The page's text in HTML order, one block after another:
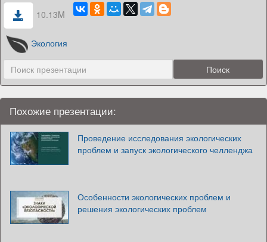
10.13M
Экология
Похожие презентации:
Проведение исследования экологических
проблем и запуск экологического челленджа
Особенности экологических проблем и
решения экологических проблем